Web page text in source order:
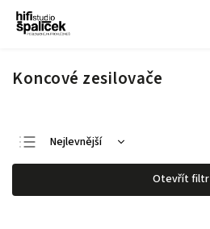
Koncové zesilovače
Nejlevnější
Nejdražší
Nejprodávanější
Otevřít filtr